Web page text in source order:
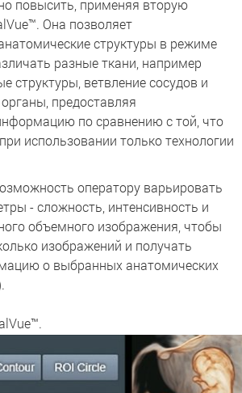
повысить, применяя вторую
Она позволяет
структуры в режиме
разные ткани, например
структуры, ветвление сосудов и
предоставляя
по сравнению с той, что
использовании только технологии
оператору варьировать
- сложность, интенсивность и
объемного изображения, чтобы
изображений и получать
о выбранных анатомических